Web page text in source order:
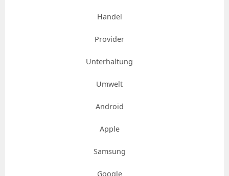
Handel
Provider
Unterhaltung
Umwelt
Android
Apple
Samsung
Google